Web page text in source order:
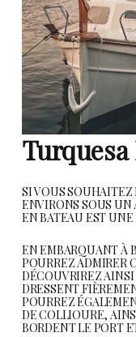
Turquesa
SI VOUS SOUHAITEZ
ENVIRONS SOUS
EN BATEAU EST
EN EMBARQUANT À
POURREZ ADMIRER
DÉCOUVRIREZ AINSI
DRESSENT
POURREZ
DE COLLIOURE,
BORDENT LE PORT